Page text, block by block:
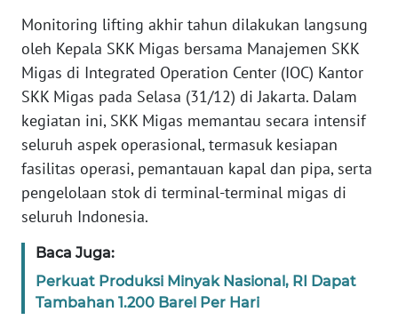
Monitoring lifting akhir tahun dilakukan langsung
oleh Kepala SKK Migas bersama Manajemen SKK
Migas di Integrated Operation Center (IOC) Kantor
SKK Migas pada Selasa (31/12) di Jakarta. Dalam
kegiatan ini, SKK Migas memantau secara intensif
seluruh aspek operasional, termasuk kesiapan
fasilitas operasi, pemantauan kapal dan pipa, serta
pengelolaan stok di terminal-terminal migas di
seluruh Indonesia.
Baca Juga:
Perkuat Produksi Minyak Nasional, RI Dapat
Tambahan 1.200 Barel Per Hari
Wahana
News
Regional
WN
SUMUT
WN
JAKARTA
WN
JABAR
WN